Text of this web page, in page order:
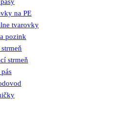
na PE
tvarovky
pozink
strmeň